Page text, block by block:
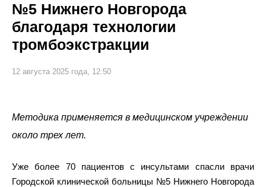
№5 Нижнего Новгорода
благодаря технологии
тромбоэкстракции
12 августа 2025 года, 12:50
Методика применяется в медицинском учреждении
около трех лет.
Уже более 70 пациентов с инсультами спасли врачи
Городской клинической больницы №5 Нижнего Новгорода